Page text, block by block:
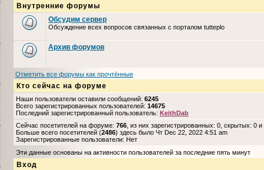
Внутренние форумы
Обсудим сервер
Обсуждение всех вопросов связанных с порталом tutteplo
Архив форумов
Отметить все форумы как прочтённые
Кто сейчас на форуме
Наши пользователи оставили сообщений: 6245
Всего зарегистрированных пользователей: 14675
Последний зарегистрированный пользователь: KeithDab
Сейчас посетителей на форуме: 766 , из них зарегистрированных: 0, скрытых: 0
Больше всего посетителей (2486) здесь было Чт Dec 22, 2022 4:51 am
Зарегистрированные пользователи: Нет
Эти данные основаны на активности пользователей за последние пять минут
Вход